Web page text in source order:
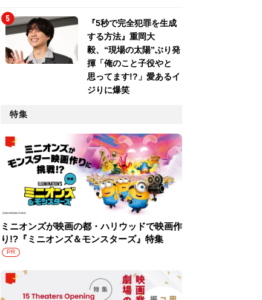
『5秒で完全犯罪を生成
する方法』重岡大
毅、“現場の太陽”ぶり発
揮「俺のこと子役やと
思ってます!?」愛あるイ
ジりに爆笑
特集
ミニオンズが映画の都・ハリウッドで映画作
り!?『ミニオンズ＆モンスターズ』特集
PR